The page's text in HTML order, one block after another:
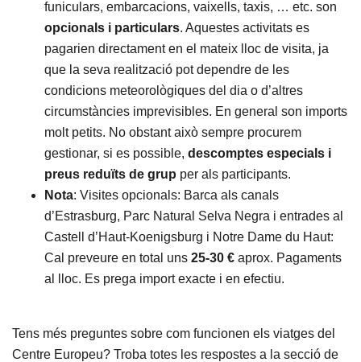
funiculars, embarcacions, vaixells, taxis, … etc. son
opcionals i particulars. Aquestes activitats es
pagarien directament en el mateix lloc de visita, ja
que la seva realització pot dependre de les
condicions meteorològiques del dia o d’altres
circumstàncies imprevisibles. En general son imports
molt petits. No obstant això sempre procurem
gestionar, si es possible, descomptes especials i
preus reduïts de grup per als participants.
Nota: Visites opcionals: Barca als canals
d’Estrasburg, Parc Natural Selva Negra i entrades al
Castell d’Haut-Koenigsburg i Notre Dame du Haut:
Cal preveure en total uns 25-30 € aprox. Pagaments
al lloc. Es prega import exacte i en efectiu.
Tens més preguntes sobre com funcionen els viatges del
Centre Europeu? Troba totes les respostes a la secció de